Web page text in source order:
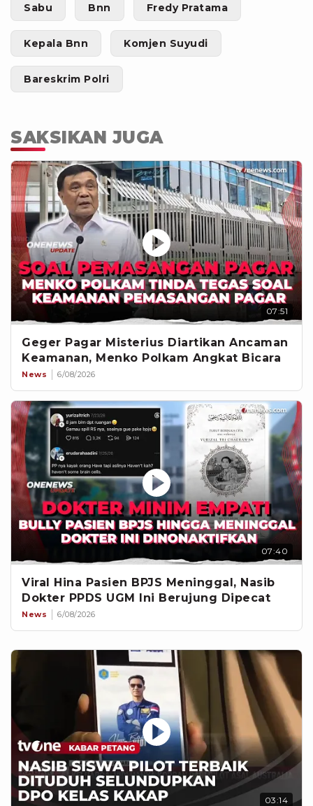
Sabu Bnn Fredy Pratama
Kepala Bnn Komjen Suyudi
Bareskrim Polri
SAKSIKAN JUGA
07:51
Geger Pagar Misterius Diartikan Ancaman
Keamanan, Menko Polkam Angkat Bicara
News 6/08/2026
07:40
Viral Hina Pasien BPJS Meninggal, Nasib
Dokter PPDS UGM Ini Berujung Dipecat
News 6/08/2026
03:14